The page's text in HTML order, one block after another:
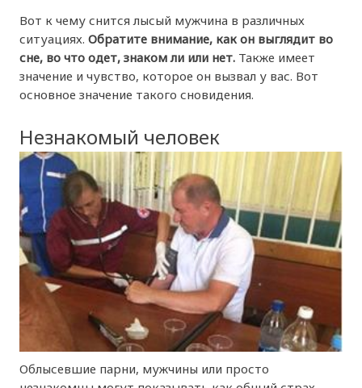
Вот к чему снится лысый мужчина в различных
ситуациях.Обратите внимание, как он выглядит во
сне, во что одет, знаком ли или нет. Также имеет
значение и чувство, которое он вызвал у вас. Вот
основное значение такого сновидения.
Незнакомый человек
Облысевшие парни, мужчины или просто